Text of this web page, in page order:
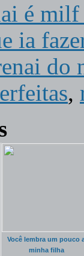
é
ia
do
,
Você lembra um pouco
minha filha